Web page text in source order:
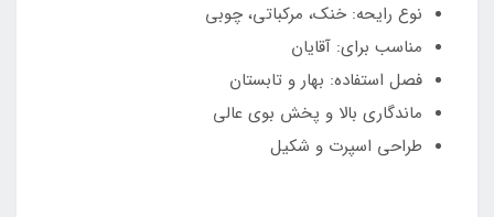
نوع رایحه: خنک، مرکباتی، چوبی
مناسب برای: آقایان
فصل استفاده: بهار و تابستان
ماندگاری بالا و پخش بوی عالی
طراحی اسپرت و شکیل